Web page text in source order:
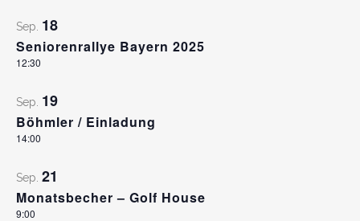
Sep. 18
Seniorenrallye Bayern 2025
12:30
Sep. 19
Böhmler / Einladung
14:00
Sep. 21
Monatsbecher – Golf House
9:00